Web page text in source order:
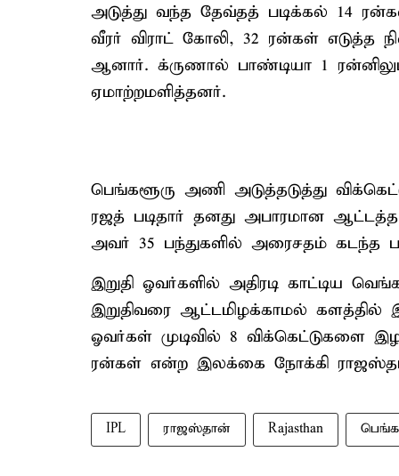
அடுத்து வந்த தேவ்தத் படிக்கல் 14
வீரர் விராட் கோலி, 32 ரன்கள் எடுத்த
ஆனார். க்ருணால் பாண்டியா 1
ஏமாற்றமளித்தனர்.
பெங்களூரு அணி அடுத்தடுத்து
ரஜத் படிதார் தனது அபாரமான
அவர் 35 பந்துகளில் அரைசதம் கடந்த
இறுதி ஓவர்களில் அதிரடி காட்டிய
இறுதிவரை ஆட்டமிழக்காமல் களத்தில்
ஓவர்கள் முடிவில் 8 விக்கெட்டுகளை
ரன்கள் என்ற இலக்கை நோக்கி
IPL ராஜஸ்தான் Rajasthan